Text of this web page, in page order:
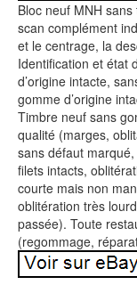
Bloc neuf MNH
scan complément
et le centrage, la
Identification et état
d’origine intacte,
gomme d’origine
Timbre neuf sans
qualité (marges,
sans défaut
filets intacts,
courte mais non
oblitération très
passée). Toute
(regommage,